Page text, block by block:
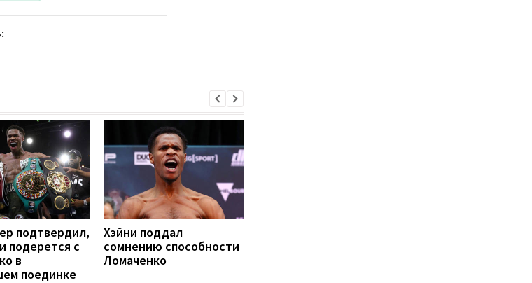
подтвердил,
подерется с
в
поединке
Хэйни поддал
сомнению способности
Ломаченко